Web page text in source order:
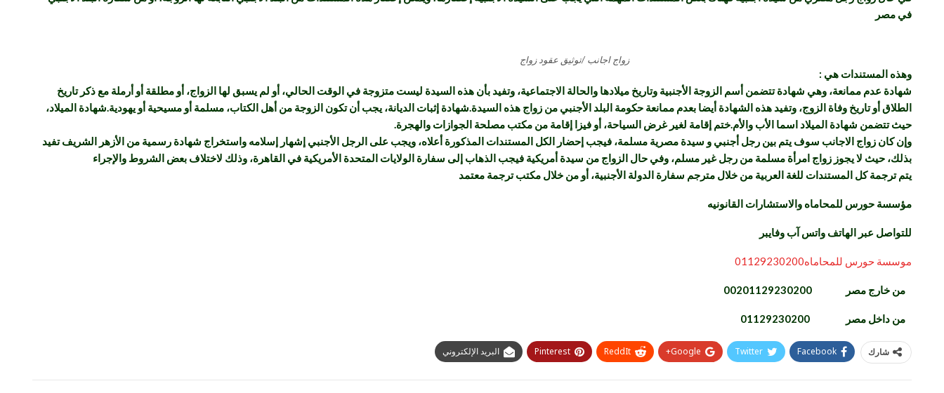
في مصر
زواج اجانب /توثيق عقود زواج
وهذه المستندات هي :
شهادة عدم ممانعة، وهي شهادة تتضمن أسم الزوجة الأجنبية وتاريخ ميلادها والحالة الاجتماعية، وتفيد بأن هذه السيدة ليست متزوجة في الوقت الحالي، أو لم يسبق لها الزواج، أو مطلقة أو أرملة مع ذكر تاريخ
الطلاق أو تاريخ وفاة الزوج، وتفيد هذه الشهادة أيضا بعدم ممانعة حكومة البلد الأجنبي من زواج هذه السيدة.شهادة إثبات الديانة، يجب أن تكون الزوجة من أهل الكتاب، مسلمة أو مسيحية أو يهودية.شهادة الميلاد،
حيث تتضمن شهادة الميلاد اسما الأب والأم.ختم إقامة لغير غرض السياحة، أو فيزا إقامة من مكتب مصلحة الجوازات والهجرة.
وإن كان زواج الاجانب سوف يتم بين رجل أجنبي و سيدة مصرية مسلمة، فيجب إحضار الكل المستندات المذكورة أعلاه، ويجب على الرجل الأجنبي إشهار إسلامه واستخراج شهادة رسمية من الأزهر الشريف تفيد
بذلك، حيث لا يجوز زواج امرأة مسلمة من رجل غير مسلم، وفي حال الزواج من سيدة أمريكية فيجب الذهاب إلى سفارة الولايات المتحدة الأمريكية في القاهرة، وذلك لاختلاف بعض الشروط والإجراء
يتم ترجمة كل المستندات للغة العربية من خلال مترجم سفارة الدولة الأجنبية، أو من خلال مكتب ترجمة معتمد
مؤسسة حورس للمحاماه والاستشارات القانونيه
للتواصل عبر الهاتف واتس آب وفايبر
موسسة حورس للمحاماه01129230200
من خارج مصر 00201129230200
من داخل مصر 01129230200
شارك Facebook
Twitter
Google+
ReddIt
Pinterest البريد الإلكتروني